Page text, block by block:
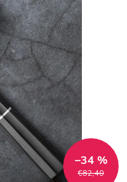
€82,40
–34 %